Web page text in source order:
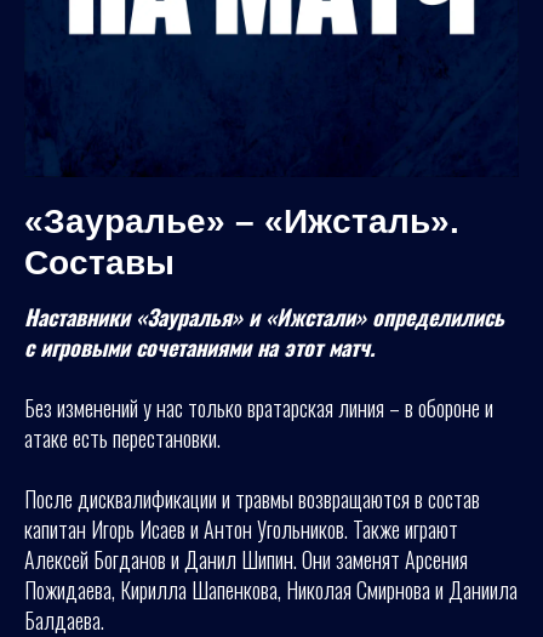
«Зауралье» – «Ижсталь».
Составы
Наставники «Зауралья» и «Ижстали» определились
с игровыми сочетаниями на этот матч.
Без изменений у нас только вратарская линия – в обороне и
атаке есть перестановки.
После дисквалификации и травмы возвращаются в состав
капитан Игорь Исаев и Антон Угольников. Также играют
Алексей Богданов и Данил Шипин. Они заменят Арсения
Пожидаева, Кирилла Шапенкова, Николая Смирнова и Даниила
Балдаева.